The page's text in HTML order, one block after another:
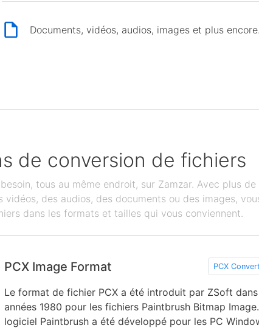
Documents, vidéos, audios, images et plus
de conversion de fichiers
tous au même endroit, sur Zamzar. Avec plus de
des audios, des documents ou des images,
dans les formats et tailles qui vous conviennent.
PCX Image Format PCX
Le format de fichier PCX a été introduit par ZSoft
années 1980 pour les fichiers Paintbrush Bitmap
logiciel Paintbrush a été développé pour les PC